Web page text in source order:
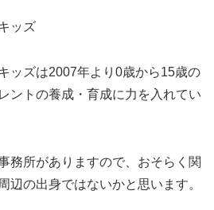
ッズ
ッズは2007年より0歳から15歳の
ントの養成・育成に力を入れてい
務所がありますので、おそらく関
辺の出身ではないかと思います。